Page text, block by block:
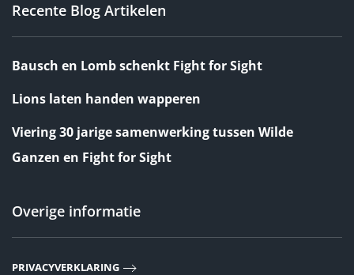
Recente Blog Artikelen
Bausch en Lomb schenkt Fight for Sight
Lions laten handen wapperen
Viering 30 jarige samenwerking tussen Wilde
Ganzen en Fight for Sight
Overige informatie
PRIVACYVERKLARING